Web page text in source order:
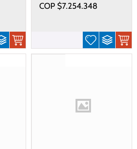
COP $7.254.348